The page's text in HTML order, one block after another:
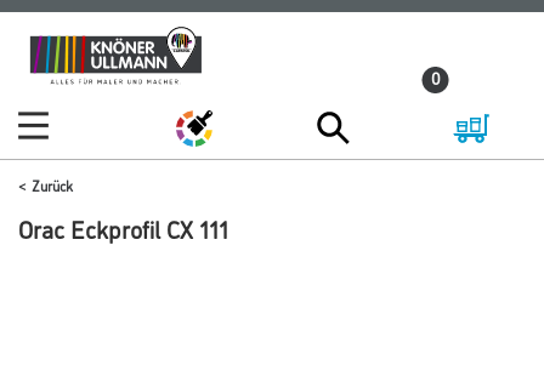
Zum
Inhalt
Zum
Navigationsmenü
0
Zurück
Orac Eckprofil CX 111